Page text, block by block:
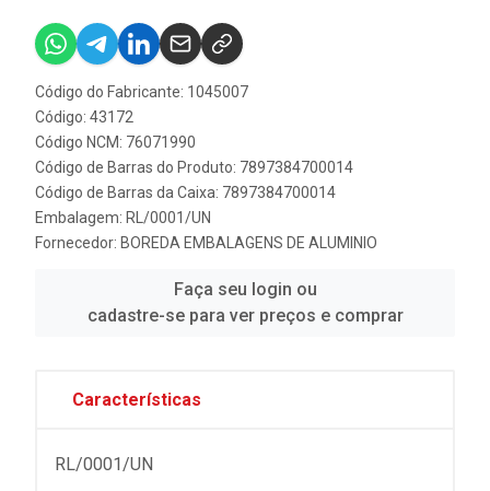
Código do Fabricante: 1045007
Código: 43172
Código NCM: 76071990
Código de Barras do Produto: 7897384700014
Código de Barras da Caixa: 7897384700014
Embalagem: RL/0001/UN
Fornecedor: BOREDA EMBALAGENS DE ALUMINIO
Faça seu login ou
cadastre-se para ver preços e comprar
Características
RL/0001/UN